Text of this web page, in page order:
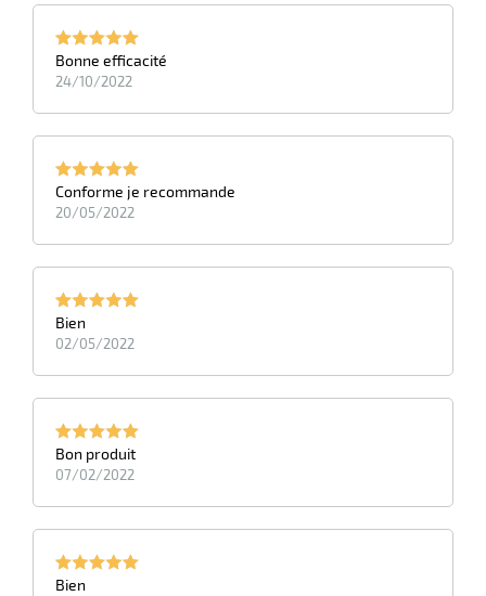
Bonne efficacité
24/10/2022
Conforme je recommande
20/05/2022
Bien
02/05/2022
Bon produit
07/02/2022
Bien